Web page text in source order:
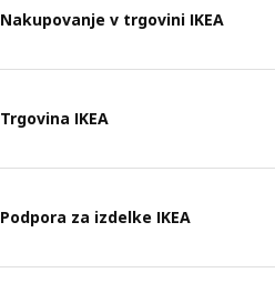
Nakupovanje v trgovini IKEA
Trgovina IKEA
Podpora za izdelke IKEA